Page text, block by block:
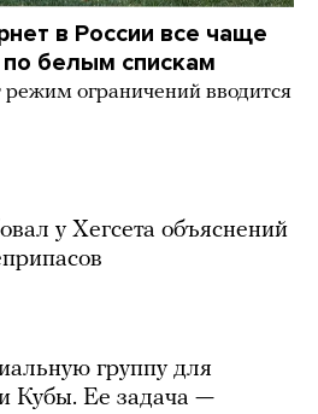
в России все чаще
белым спискам
режим ограничений вводится
у Хегсета объяснений
группу для
Кубы. Ее задача —